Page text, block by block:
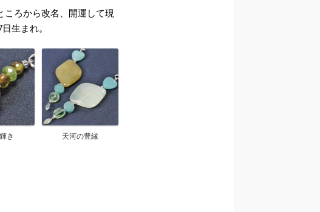
ころから改名、開運して現
生まれ。
き 天河の豊縁